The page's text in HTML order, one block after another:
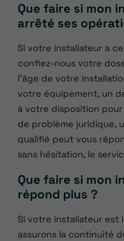
Que faire si mon
arrêté ses
Si votre installateur a
confiez-nous votre
l’âge de votre
votre équipement, un
à votre disposition pour
de problème juridique,
qualifié peut vous
sans hésitation, le
Que faire si mon
répond plus ?
Si votre installateur est
assurons la continuité